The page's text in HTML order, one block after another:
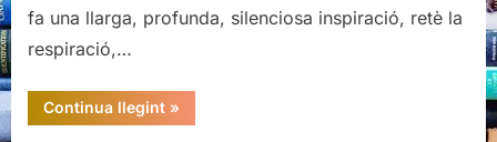
fa una llarga, profunda, silenciosa inspiració, retè la
respiració,…
Continua llegint“El
Berenar
»